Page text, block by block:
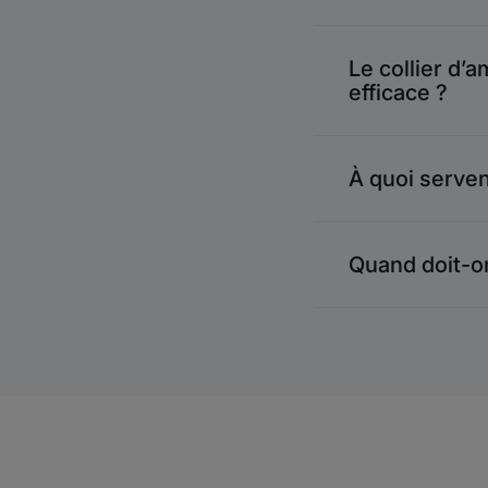
Le collier
efficace ?
À quoi
Quand doit-